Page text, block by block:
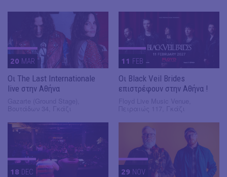
20 MAR
Οι The Last Internationale
live στην Αθήνα
11 FEB
Οι Black Veil Brides
επιστρέφουν στην Αθήνα !
18 DEC 29 NOV